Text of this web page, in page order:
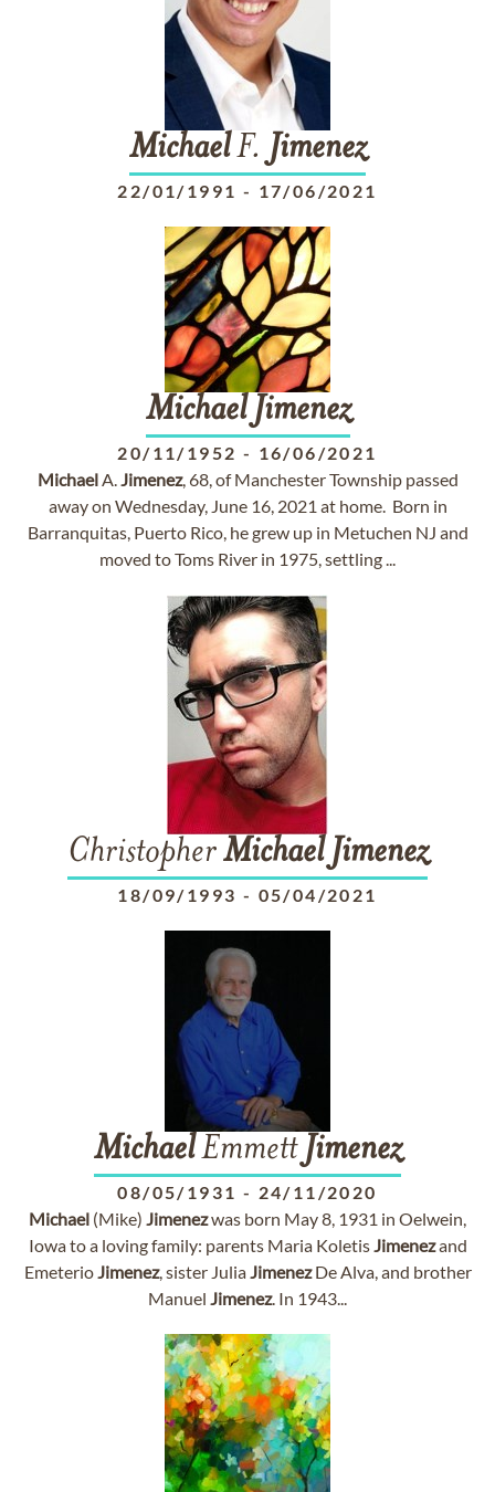
MichaelF. Jimenez
22/01/1991 - 17/06/2021
Michael Jimenez
20/11/1952 - 16/06/2021
MichaelA.Jimenez, 68, of Manchester Township passed
away on Wednesday, June 16, 2021 at home. Born in
Barranquitas, Puerto Rico, he grew up in Metuchen NJ and
moved to Toms River in 1975, settling ...
ChristopherMichael Jimenez
18/09/1993 - 05/04/2021
MichaelEmmett Jimenez
08/05/1931 - 24/11/2020
Michael (Mike) Jimenezwas born May 8, 1931 in Oelwein,
Iowa to a loving family: parents Maria KoletisJimenezand
EmeterioJimenez, sister JuliaJimenezDe Alva, and brother
Manuel Jimenez. In 1943...